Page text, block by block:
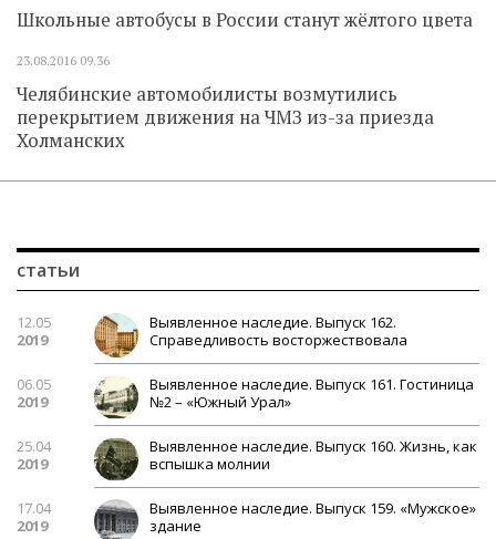
Школьные автобусы в России станут жёлтого цвета
23.08.2016 09.36
Челябинские автомобилисты возмутились
перекрытием движения на ЧМЗ из-за приезда
Холманских
статьи
12.05
2019
Выявленное наследие. Выпуск 162.
Справедливость восторжествовала
06.05
2019
Выявленное наследие. Выпуск 161. Гостиница
№2 – «Южный Урал»
25.04
2019
Выявленное наследие. Выпуск 160. Жизнь, как
вспышка молнии
17.04
2019
Выявленное наследие. Выпуск 159. «Мужское»
здание